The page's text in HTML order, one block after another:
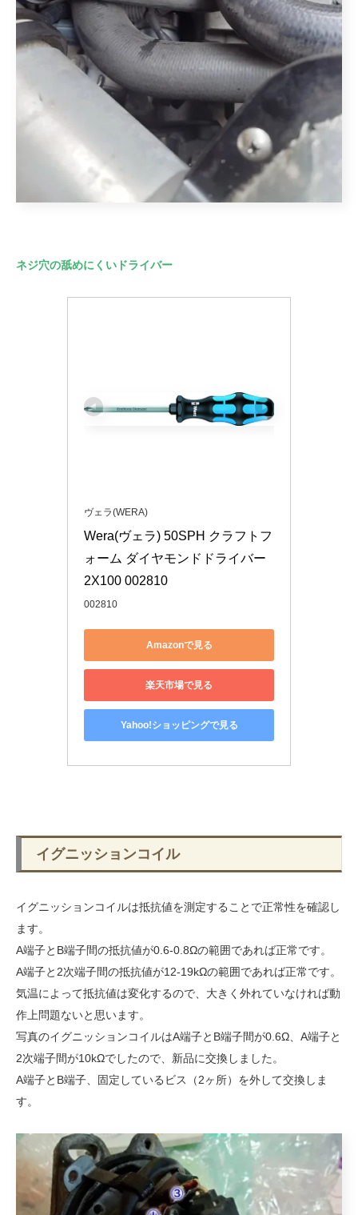
ネジ穴の舐めにくいドライバー
ヴェラ(WERA)
Wera(ヴェラ) 50SPH クラフトフ
ォーム ダイヤモンドドライバー
2X100 002810
002810
Amazonで見る
楽天市場で見る
Yahoo!ショッピングで見る
イグニッションコイル
イグニッションコイルは抵抗値を測定することで正常性を確認し
ます。
A端子とB端子間の抵抗値が0.6-0.8Ωの範囲であれば正常です。
A端子と2次端子間の抵抗値が12-19kΩの範囲であれば正常です。
気温によって抵抗値は変化するので、大きく外れていなければ動
作上問題ないと思います。
写真のイグニッションコイルはA端子とB端子間が0.6Ω、A端子と
2次端子間が10kΩでしたので、新品に交換しました。
A端子とB端子、固定しているビス（2ヶ所）を外して交換しま
す。